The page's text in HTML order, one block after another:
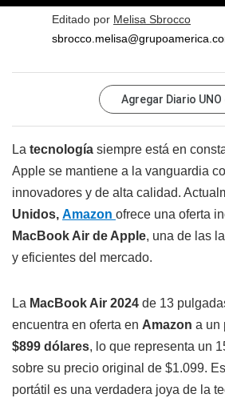
Editado por Melisa Sbrocco
Agregar Diario UNO
La tecnología siempre está en
Apple se mantiene a la vanguardia
innovadores y de alta calidad.
Unidos, Amazon ofrece una oferta
MacBook Air de Apple, una de las
y eficientes del mercado.
La MacBook Air 2024 de 13
encuentra en oferta en Amazon a un
$899 dólares, lo que representa un
sobre su precio original de $1.099.
portátil es una verdadera joya de la